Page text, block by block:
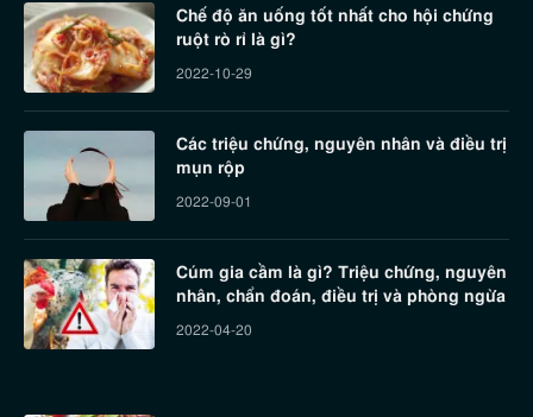
Chế độ ăn uống tốt nhất cho hội chứng
ruột rò rỉ là gì?
2022-10-29
Các triệu chứng, nguyên nhân và điều trị
mụn rộp
2022-09-01
Cúm gia cầm là gì? Triệu chứng, nguyên
nhân, chẩn đoán, điều trị và phòng ngừa
2022-04-20